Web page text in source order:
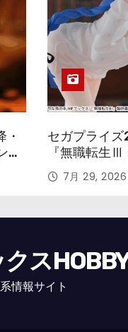
』
セガプライ
『無職転生Ⅲ
本気だす～』
のフィギュア
7月 29, 2026
ス
情報サイト